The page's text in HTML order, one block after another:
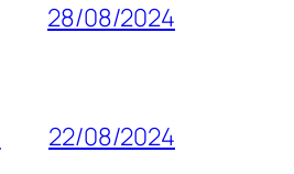
28/08/2024
22/08/2024